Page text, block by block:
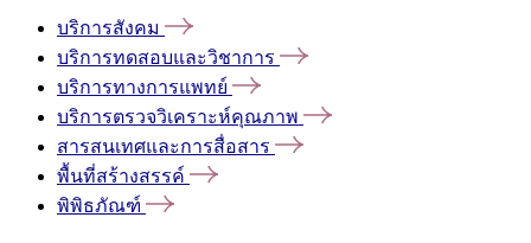
บริการสังคม
บริการทดสอบและวิชาการ
บริการทางการแพทย์
บริการตรวจวิเคราะห์คุณภาพ
สารสนเทศและการสื่อสาร
พื้นที่สร้างสรรค์
พิพิธภัณฑ์